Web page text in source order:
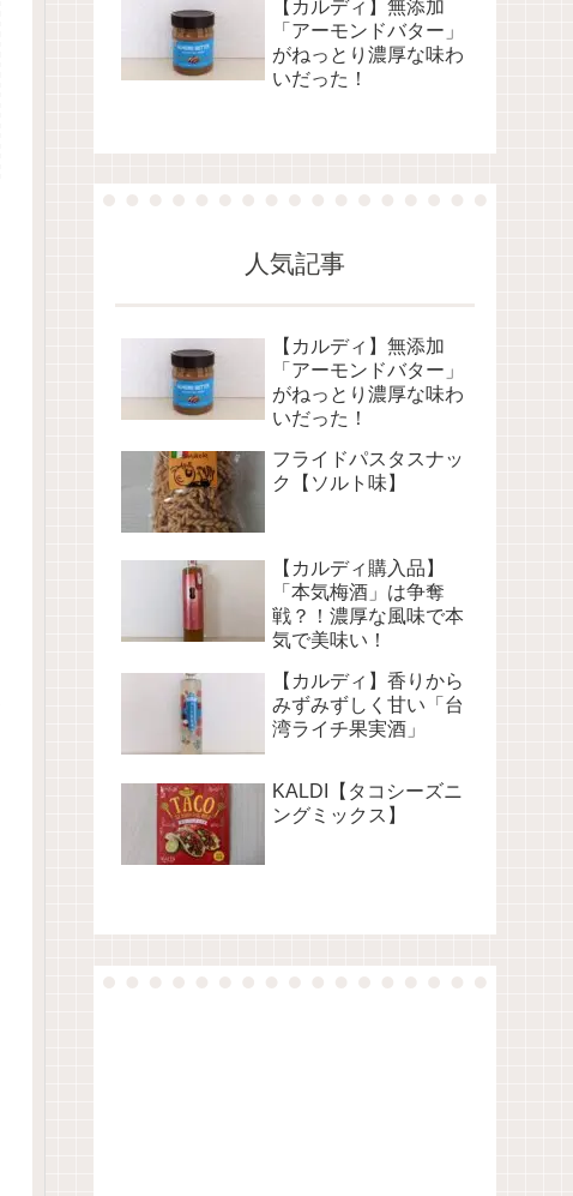
【カルディ】無添加
「アーモンドバター」
がねっとり濃厚な味わ
いだった！
人気記事
【カルディ】無添加
「アーモンドバター」
がねっとり濃厚な味わ
いだった！
フライドパスタスナッ
ク【ソルト味】
【カルディ購入品】
「本気梅酒」は争奪
戦？！濃厚な風味で本
気で美味い！
【カルディ】香りから
みずみずしく甘い「台
湾ライチ果実酒」
KALDI【タコシーズニ
ングミックス】